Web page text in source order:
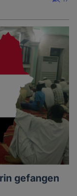
gefangen